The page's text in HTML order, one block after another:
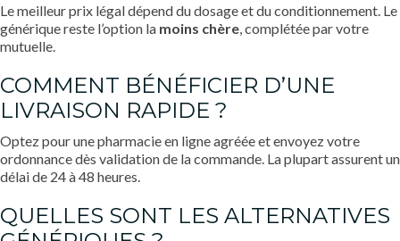
Le meilleur prix légal dépend du dosage et du conditionnement. Le
générique reste l’option la moins chère, complétée par votre
mutuelle.
COMMENT BÉNÉFICIER D’UNE
LIVRAISON RAPIDE ?
Optez pour une pharmacie en ligne agréée et envoyez votre
ordonnance dès validation de la commande. La plupart assurent un
délai de 24 à 48 heures.
QUELLES SONT LES ALTERNATIVES